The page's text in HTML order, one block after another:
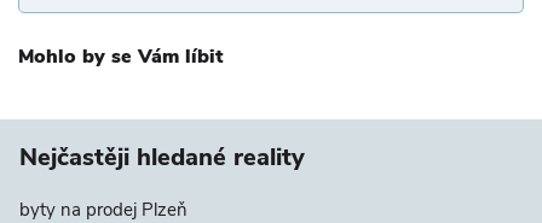
Mohlo by se Vám líbit
Nejčastěji hledané reality
byty na prodej Plzeň